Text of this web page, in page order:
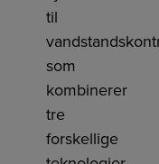
til
som
kombinerer
tre
forskellige